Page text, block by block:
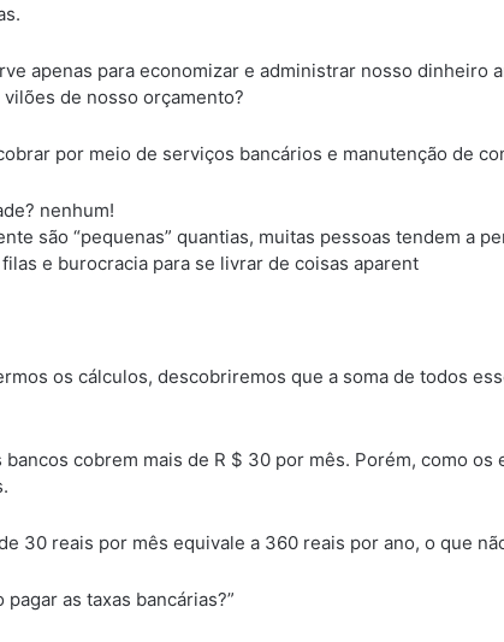
apenas para economizar e administrar nosso dinheiro
de nosso orçamento?
por meio de serviços bancários e manutenção de
nenhum!
são “pequenas” quantias, muitas pessoas tendem a
e burocracia para se livrar de coisas aparent
os cálculos, descobriremos que a soma de todos
bancos cobrem mais de R $ 30 por mês. Porém, como os
30 reais por mês equivale a 360 reais por ano, o que
as taxas bancárias?”